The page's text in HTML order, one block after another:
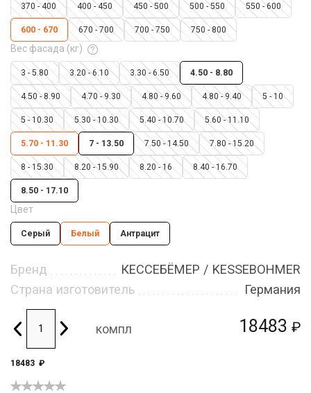
18483 ₽
370 - 400 400 - 450 450 - 500 500 - 550 550 - 600
600 - 670 670 - 700 700 - 750 750 - 800
Вес фасада (кг)
3 - 5.80 3.20 - 6.10 3.30 - 6.50 4.50 - 8.80
4.50 - 8.90 4.70 - 9.30 4.80 - 9.60 4.80 - 9.40 5 - 10
5 - 10.30 5.30 - 10.30 5.40 - 10.70 5.60 - 11.10
5.70 - 11.30 7 - 13.50 7.50 - 14.50 7.80 - 15.20
8 - 15.30 8.20 - 15.90 8.20 - 16 8.40 - 16.70
8.50 - 17.10
Цвет
Серый Белый Антрацит
Бренд
КЕССЕБЁМЕР / KESSEBOHMER
Страна изготовитель
Германия
компл
18483 ₽